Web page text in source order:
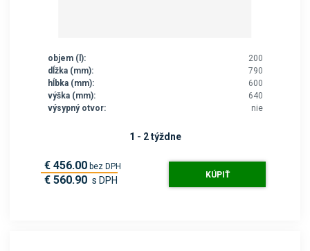
objem (l):
200
dĺžka (mm):
790
hĺbka (mm):
600
výška (mm):
640
výsypný otvor:
nie
1 - 2 týždne
€ 456.00 bez DPH
€ 560.90 s DPH KÚPIŤ